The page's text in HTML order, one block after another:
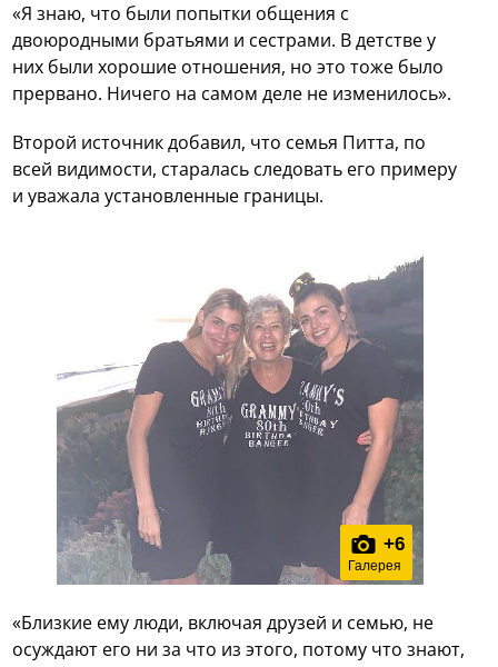
«Я знаю, что были попытки общения с
двоюродными братьями и сестрами. В детстве у
них были хорошие отношения, но это тоже было
прервано. Ничего на самом деле не изменилось».
Второй источник добавил, что семья Питта, по
всей видимости, старалась следовать его примеру
и уважала установленные границы.
+6
Галерея
«Близкие ему люди, включая друзей и семью, не
осуждают его ни за что из этого, потому что знают,